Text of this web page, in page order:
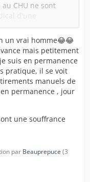
CHU ne sont
d'une
car c'est indiqué,
preputiale donc
pour les
soignante et
😁
on est très peu
étudiants en
a ton cas
un vrai homme😂😂
mais petitement
suis en permanence
pratique, il se voit
manuels de
permanence , jour
une souffrance
par Beauprepuce (3